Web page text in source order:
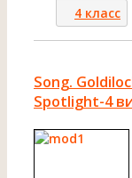
4 класс
Song.
Spotlight-4